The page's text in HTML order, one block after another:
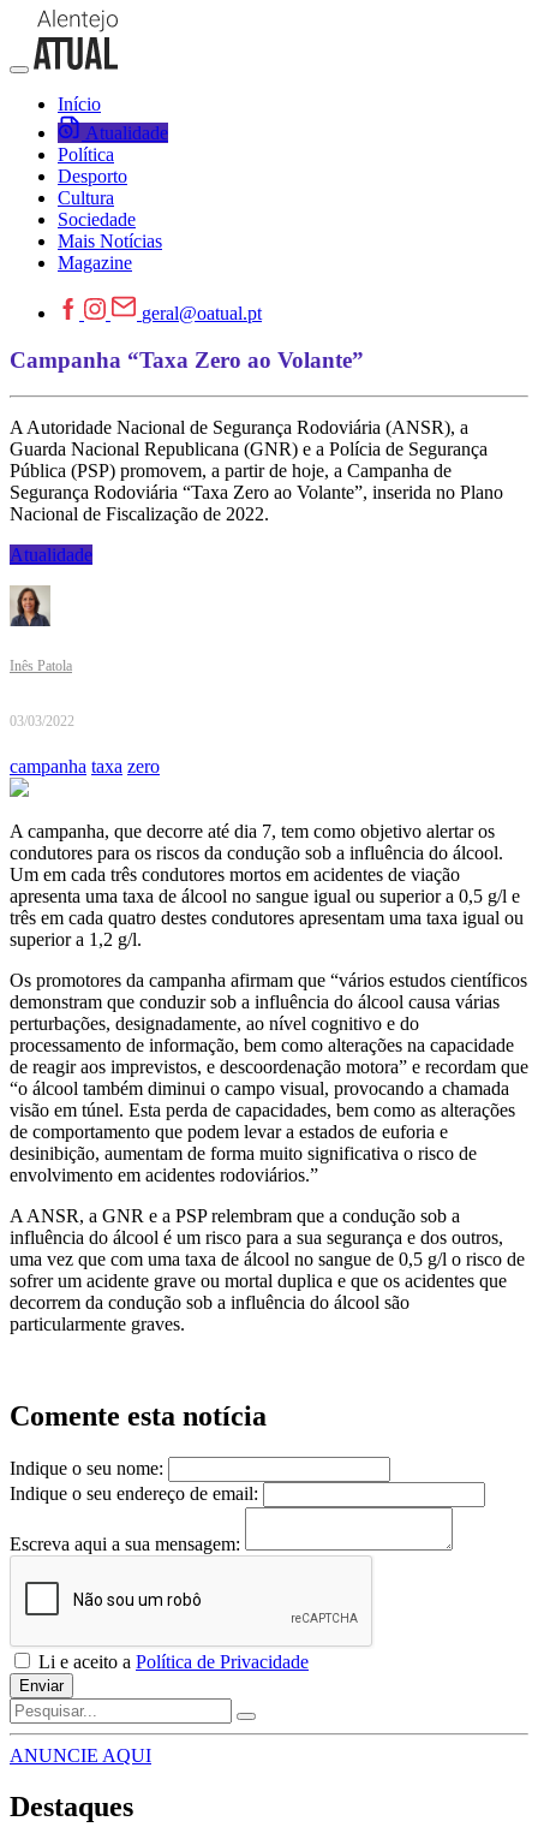
Início
Atualidade
Política
Desporto
Cultura
Sociedade
Mais Notícias
Magazine
geral@oatual.pt
Campanha “Taxa Zero ao Volante”
A Autoridade Nacional de Segurança Rodoviária (ANSR), a
Guarda Nacional Republicana (GNR) e a Polícia de Segurança
Pública (PSP) promovem, a partir de hoje, a Campanha de
Segurança Rodoviária “Taxa Zero ao Volante”, inserida no Plano
Nacional de Fiscalização de 2022.
Atualidade
Inês Patola
03/03/2022
campanha taxa zero
A campanha, que decorre até dia 7, tem como objetivo alertar os
condutores para os riscos da condução sob a influência do álcool.
Um em cada três condutores mortos em acidentes de viação
apresenta uma taxa de álcool no sangue igual ou superior a 0,5 g/l e
três em cada quatro destes condutores apresentam uma taxa igual ou
superior a 1,2 g/l.
Os promotores da campanha afirmam que “vários estudos científicos
demonstram que conduzir sob a influência do álcool causa várias
perturbações, designadamente, ao nível cognitivo e do
processamento de informação, bem como alterações na capacidade
de reagir aos imprevistos, e descoordenação motora” e recordam que
“o álcool também diminui o campo visual, provocando a chamada
visão em túnel. Esta perda de capacidades, bem como as alterações
de comportamento que podem levar a estados de euforia e
desinibição, aumentam de forma muito significativa o risco de
envolvimento em acidentes rodoviários.”
A ANSR, a GNR e a PSP relembram que a condução sob a
influência do álcool é um risco para a sua segurança e dos outros,
uma vez que com uma taxa de álcool no sangue de 0,5 g/l o risco de
sofrer um acidente grave ou mortal duplica e que os acidentes que
decorrem da condução sob a influência do álcool são
particularmente graves.
Comente esta notícia
Indique o seu nome:
Indique o seu endereço de email:
Escreva aqui a sua mensagem:
Li e aceito a Política de Privacidade
Enviar
ANUNCIE AQUI
Destaques